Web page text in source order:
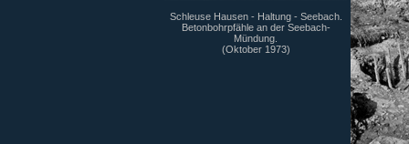
Schleuse Hausen - Haltung - Seebach.
Betonbohrpfähle an der Seebach-
Mündung.
(Oktober 1973)